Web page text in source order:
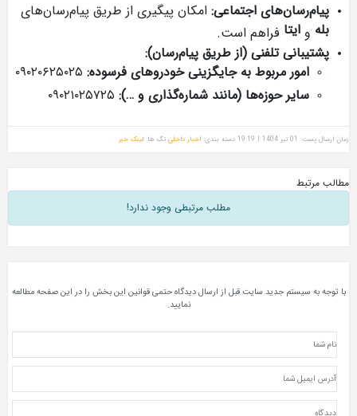
پیام‌رسان‌های اجتماعی: امکان پیگیری از طریق پیام‌رسان‌های
بله و ایتا فراهم است.
پشتیبانی تلفنی (از طریق پیام‌رسان):
امور مربوط به جایگزینی خودروهای فرسوده:
سایر حوزه‌ها (مانند شماره‌گذاری و …):
زمان ارسال پست: 01 تیر 1404 | 19:19 دسته بندی: اخبار داخلی تگ ها: لینک خبر
مطالب مرتبط
مطلب مرتبطی وجود ندارد!
با توجه به سیستم جدید سایت قبل از ارسال دیدگاه حتمی قوانین این بخش را در این صفحه مطالعه
نمایید.